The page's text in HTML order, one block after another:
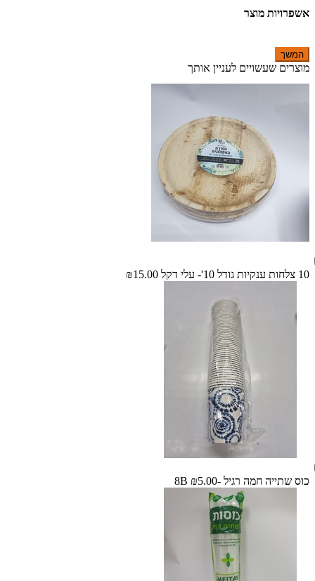
אשפרויות מוצר
המשך
מוצרים שעשויים לעניין אותך
10 צלחות ענקיות גודל 10'- עלי דקל ₪15.00
כוס שתייה חמה רגיל -8B₪5.00